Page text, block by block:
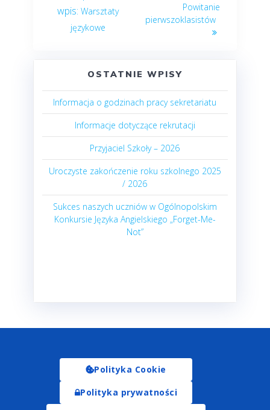
Warsztaty
językowe
Powitanie
pierwszoklasistów
OSTATNIE WPISY
Informacja o godzinach pracy sekretariatu
Informacje dotyczące rekrutacji
Przyjaciel Szkoły – 2026
Uroczyste zakończenie roku szkolnego 2025
/ 2026
Sukces naszych uczniów w Ogólnopolskim
Konkursie Języka Angielskiego „Forget-Me-
Not”
Polityka Cookie
Polityka prywatności